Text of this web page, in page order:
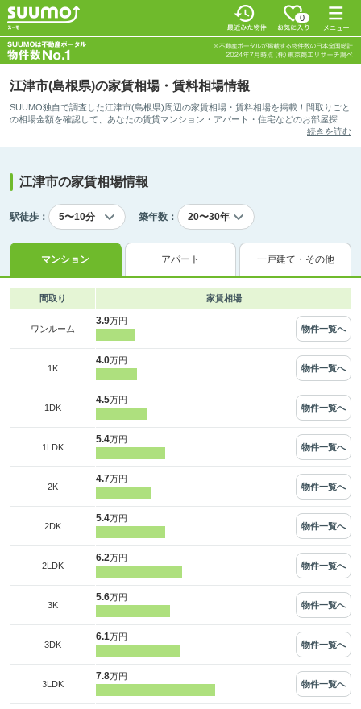
0
江津市(島根県)の家賃相場・賃料相場情報
SUUMO独自で調査した江津市(島根県)周辺の家賃相場・賃料相場を掲載！間取りごと
の相場金額を確認して、あなたの賃貸マンション・アパート・住宅などのお部屋探し
続きを読む
江津市の家賃相場情報
駅徒歩： 築年数：
マンション アパート 一戸建て・その他
間取り 家賃相場
ワンルーム
3.9万円
物件一覧へ
1K
4.0万円
物件一覧へ
1DK
4.5万円
物件一覧へ
1LDK
5.4万円
物件一覧へ
2K
4.7万円
物件一覧へ
2DK
5.4万円
物件一覧へ
2LDK
6.2万円
物件一覧へ
3K
5.6万円
物件一覧へ
3DK
6.1万円
物件一覧へ
3LDK
7.8万円
物件一覧へ